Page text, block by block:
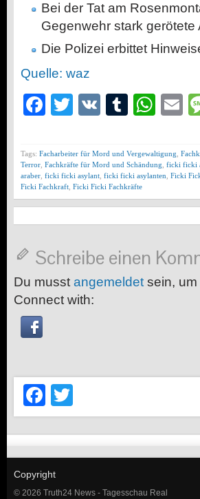
Bei der Tat am
Gegenwehr stark
Die Polizei erbittet
Quelle: waz
Facebook
Twitter
VK Tumblr
Tags: Facharbeiter für Mord und Vergewaltigung
Terror Fachkräfte für Mord und Schändung ficki ficki
araber ficki ficki asylant ficki ficki asylanten Ficki
Ficki Fachkraft Ficki Ficki Fachkräfte
Schreibe einen
Du musst angemeldet sein,
Connect with:
Facebook
Copyright
© 2026 Truth24 News - Tagesschau Real